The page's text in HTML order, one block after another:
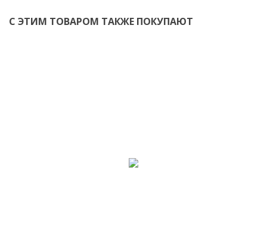
С ЭТИМ ТОВАРОМ ТАКЖЕ ПОКУПАЮТ